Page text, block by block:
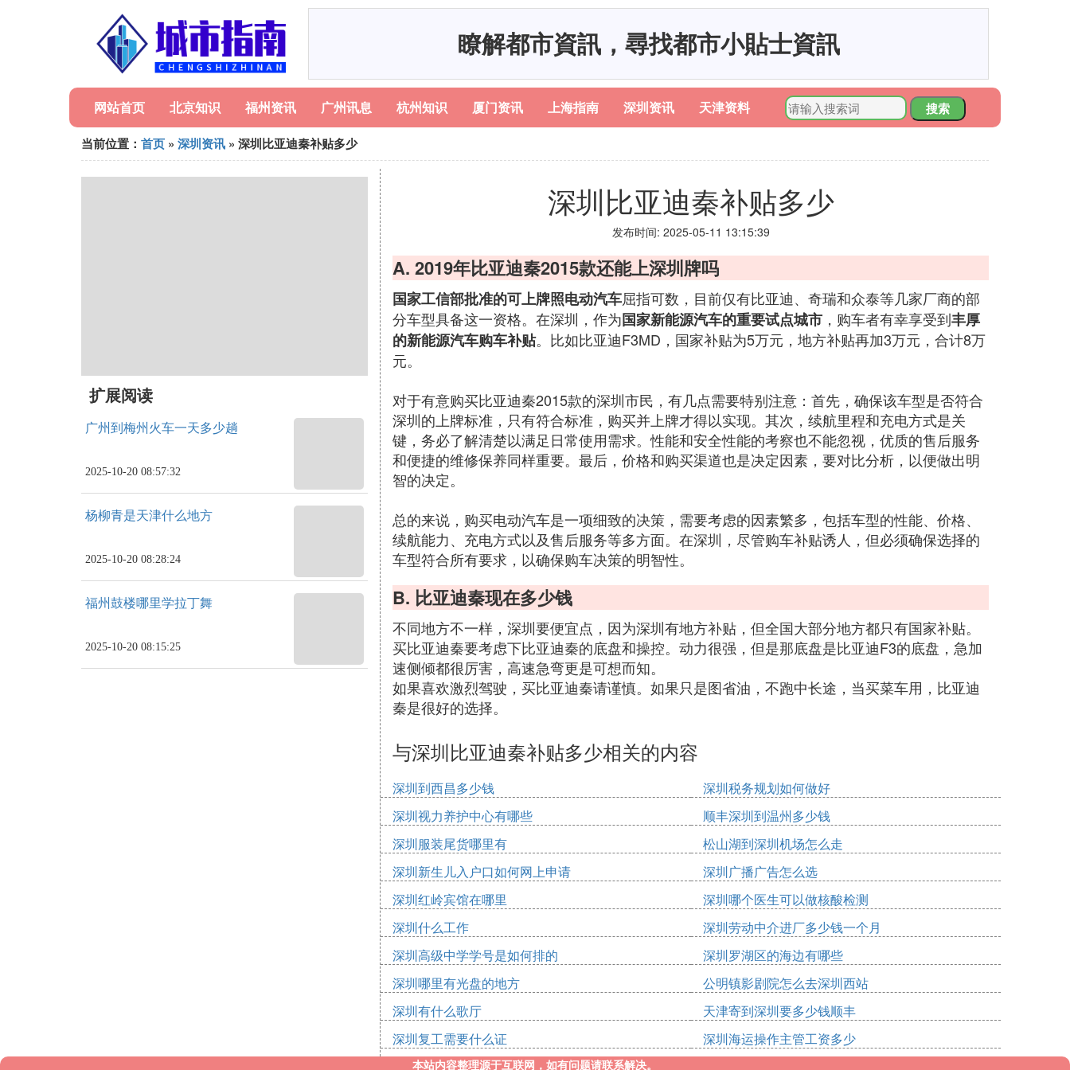
瞭解都市資訊，尋找都市小貼士資訊
网站首页 北京知识 福州资讯 广州讯息 杭州知识 厦门资讯 上海指南 深圳资讯 天津资料
搜索
当前位置： 首页 » 深圳资讯 » 深圳比亚迪秦补贴多少
扩展阅读
广州到梅州火车一天多少趟
2025-10-20 08:57:32
杨柳青是天津什么地方
2025-10-20 08:28:24
福州鼓楼哪里学拉丁舞
2025-10-20 08:15:25
深圳比亚迪秦补贴多少
发布时间: 2025-05-11 13:15:39
A. 2019年比亚迪秦2015款还能上深圳牌吗
国家工信部批准的可上牌照电动汽车屈指可数，目前仅有比亚迪、奇瑞和众泰等几家厂商的部
分车型具备这一资格。在深圳，作为国家新能源汽车的重要试点城市 ，购车者有幸享受到丰厚
的新能源汽车购车补贴。比如比亚迪F3MD，国家补贴为5万元，地方补贴再加3万元，合计8万
元。
对于有意购买比亚迪秦2015款的深圳市民，有几点需要特别注意：首先，确保该车型是否符合
深圳的上牌标准，只有符合标准，购买并上牌才得以实现。其次，续航里程和充电方式是关
键，务必了解清楚以满足日常使用需求。性能和安全性能的考察也不能忽视，优质的售后服务
和便捷的维修保养同样重要。最后，价格和购买渠道也是决定因素，要对比分析，以便做出明
智的决定。
总的来说，购买电动汽车是一项细致的决策，需要考虑的因素繁多，包括车型的性能、价格、
续航能力、充电方式以及售后服务等多方面。在深圳，尽管购车补贴诱人，但必须确保选择的
车型符合所有要求，以确保购车决策的明智性。
B. 比亚迪秦现在多少钱
不同地方不一样，深圳要便宜点，因为深圳有地方补贴，但全国大部分地方都只有国家补贴。
买比亚迪秦要考虑下比亚迪秦的底盘和操控。动力很强，但是那底盘是比亚迪F3的底盘，急加
速侧倾都很厉害，高速急弯更是可想而知。
如果喜欢激烈驾驶，买比亚迪秦请谨慎。如果只是图省油，不跑中长途，当买菜车用，比亚迪
秦是很好的选择。
与深圳比亚迪秦补贴多少相关的内容
深圳到西昌多少钱
深圳税务规划如何做好
深圳视力养护中心有哪些
顺丰深圳到温州多少钱
深圳服装尾货哪里有
松山湖到深圳机场怎么走
深圳新生儿入户口如何网上申请
深圳广播广告怎么选
深圳红岭宾馆在哪里
深圳哪个医生可以做核酸检测
深圳什么工作
深圳劳动中介进厂多少钱一个月
深圳高级中学学号是如何排的
深圳罗湖区的海边有哪些
深圳哪里有光盘的地方
公明镇影剧院怎么去深圳西站
深圳有什么歌厅
天津寄到深圳要多少钱顺丰
深圳复工需要什么证
深圳海运操作主管工资多少
本站内容整理源于互联网，如有问题请联系解决。